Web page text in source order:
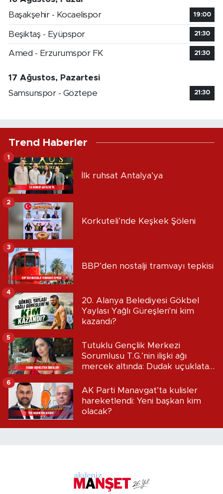
Başakşehir - Kocaelispor
19:00
Beşiktaş - Eyüpspor 21:30
Amed - Erzurumspor FK 21:30
17 Ağustos, Pazartesi
Samsunspor - Göztepe
21:30
Trend Haberler
İlk ruhsat Antalya’ya
1
Korkuteli’nde Keşkek Şöleni
2
BBP’den nostalji tramvayı tepkisi
3
20. Alanya Belediyesi Gökbel
Yaylası Yağlı Güreşleri'ni kim
kazandı?
4
Tutuklu Gençlik Merkezi
Sorumlusu T.G.’nin ilişki ağı
mercek altında: Dudak uçuklatan
5
AK Parti Manavgat’ta kulisler
hareketlendi: Yeni başkan kim
olacak?
6